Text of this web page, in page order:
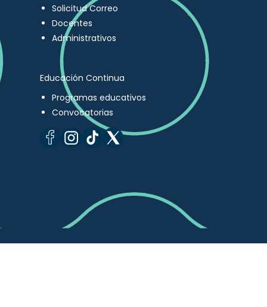
Solicitud Correo
Docentes
Administrativos
Educación Continua
Programas educativos
Convocatorias